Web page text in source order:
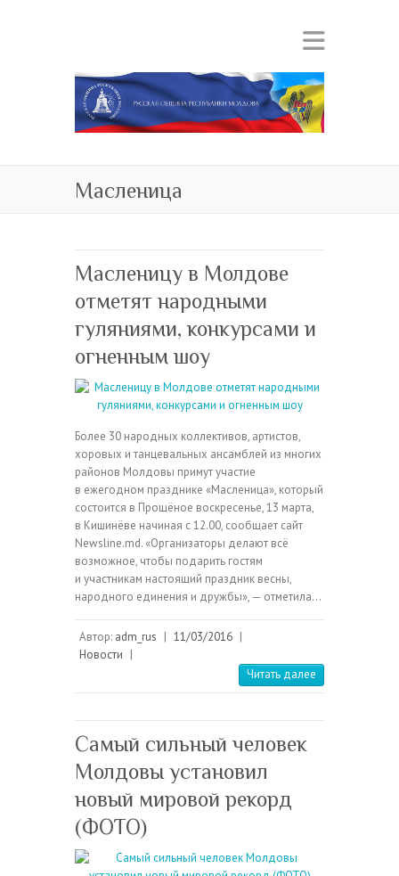
Масленица
Масленицу в Молдове
отметят народными
гуляниями, конкурсами и
огненным шоу
Более 30 народных коллективов, артистов,
хоровых и танцевальных ансамблей из многих
районов Молдовы примут участие
в ежегодном празднике «Масленица», который
состоится в Прощёное воскресенье, 13 марта,
в Кишинёве начиная с 12.00, сообщает сайт
Newsline.md. «Организаторы делают всё
возможное, чтобы подарить гостям
и участникам настоящий праздник весны,
народного единения и дружбы», — отметила…
Автор: adm_rus | 11/03/2016 |
Новости |
Читать далее
Самый сильный человек
Молдовы установил
новый мировой рекорд
(ФОТО)